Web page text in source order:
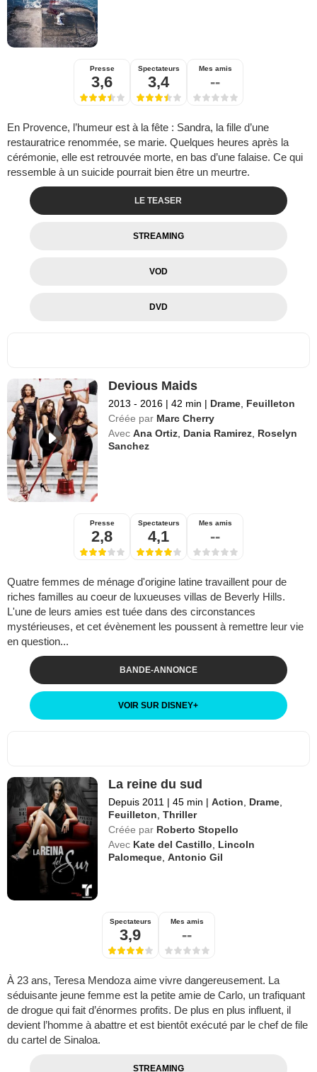
Presse
3,6
Spectateurs
3,4
Mes amis
--
En Provence, l’humeur est à la fête : Sandra, la fille d’une
restauratrice renommée, se marie. Quelques heures après la
cérémonie, elle est retrouvée morte, en bas d’une falaise. Ce qui
ressemble à un suicide pourrait bien être un meurtre.
LE TEASER
STREAMING
VOD
DVD
Devious Maids
2013 - 2016 | 42 min | Drame Feuilleton
Créée par Marc Cherry
Avec Ana Ortiz Dania Ramirez Roselyn
Sanchez
Presse
2,8
Spectateurs
4,1
Mes amis
--
Quatre femmes de ménage d'origine latine travaillent pour de
riches familles au coeur de luxueuses villas de Beverly Hills.
L'une de leurs amies est tuée dans des circonstances
mystérieuses, et cet évènement les poussent à remettre leur vie
en question...
BANDE-ANNONCE
VOIR SUR DISNEY+
La reine du sud
Depuis 2011 | 45 min | Action Drame
Feuilleton ,Thriller
Créée par Roberto Stopello
Avec Kate del Castillo
Lincoln
Palomeque ,Antonio Gil
Spectateurs
3,9
Mes amis
--
À 23 ans, Teresa Mendoza aime vivre dangereusement. La
séduisante jeune femme est la petite amie de Carlo, un trafiquant
de drogue qui fait d’énormes profits. De plus en plus influent, il
devient l’homme à abattre et est bientôt exécuté par le chef de file
du cartel de Sinaloa.
STREAMING